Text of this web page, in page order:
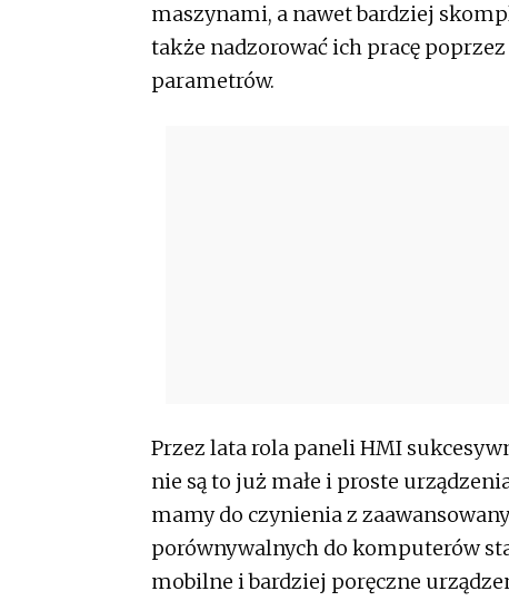
maszynami, a nawet bardziej
także nadzorować ich pracę
parametrów.
Przez lata rola paneli HMI
nie są to już małe i proste
mamy do czynienia z
porównywalnych do komputerów
mobilne i bardziej poręczne